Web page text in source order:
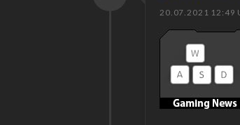
20.07.2021 12:49